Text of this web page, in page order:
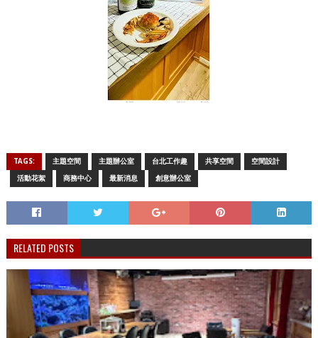
TAGS: 主題空間 主題辦公室 台北工作趣 共享空間 空間設計
活動花絮 商務中心 最新消息 創意辦公室
RELATED POSTS